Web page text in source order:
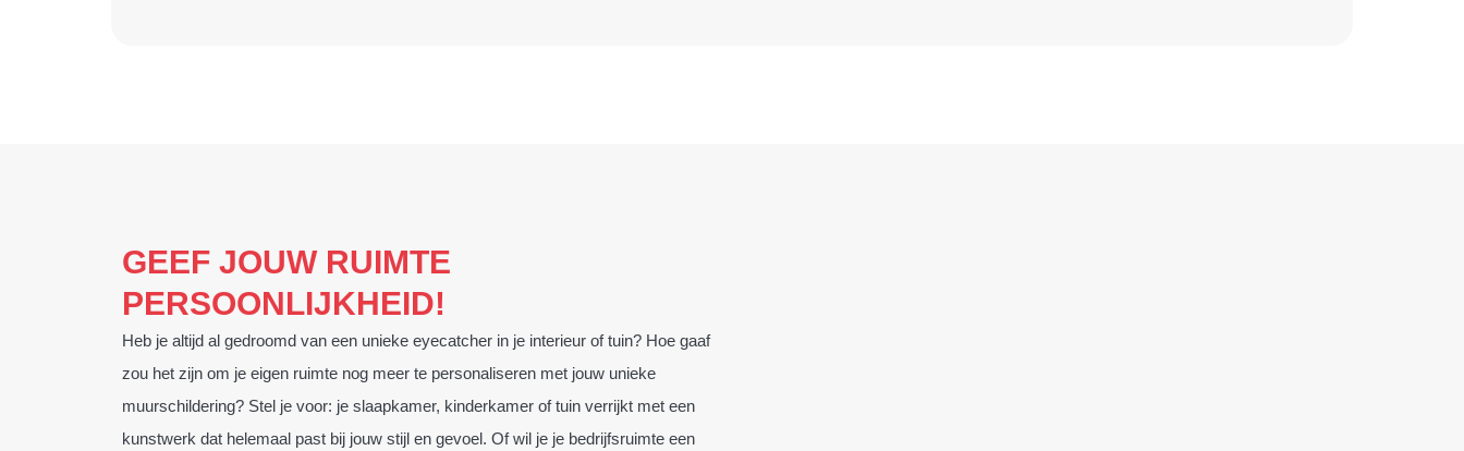
GEEF JOUW RUIMTE
PERSOONLIJKHEID!
Heb je altijd al gedroomd van een unieke eyecatcher in je interieur of tuin? Hoe gaaf
zou het zijn om je eigen ruimte nog meer te personaliseren met jouw unieke
muurschildering? Stel je voor: je slaapkamer, kinderkamer of tuin verrijkt met een
kunstwerk dat helemaal past bij jouw stijl en gevoel. Of wil je je bedrijfsruimte een